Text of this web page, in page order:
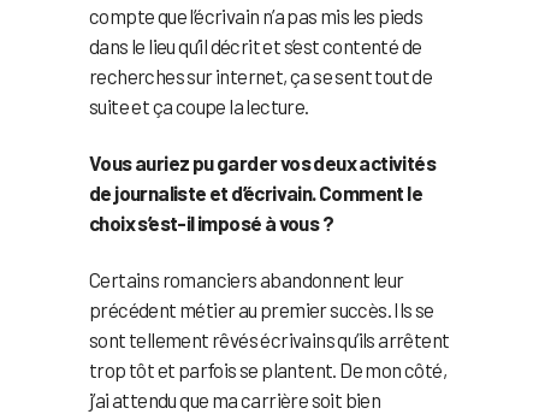
compte que l’écrivain n’a pas mis les pieds
dans le lieu qu’il décrit et s’est contenté de
recherches sur internet, ça se sent tout de
suite et ça coupe la lecture.
Vous auriez pu garder vos deux activités
de journaliste et d’écrivain. Comment le
choix s’est-il imposé à vous ?
Certains romanciers abandonnent leur
précédent métier au premier succès. Ils se
sont tellement rêvés écrivains qu’ils arrêtent
trop tôt et parfois se plantent. De mon côté,
j’ai attendu que ma carrière soit bien